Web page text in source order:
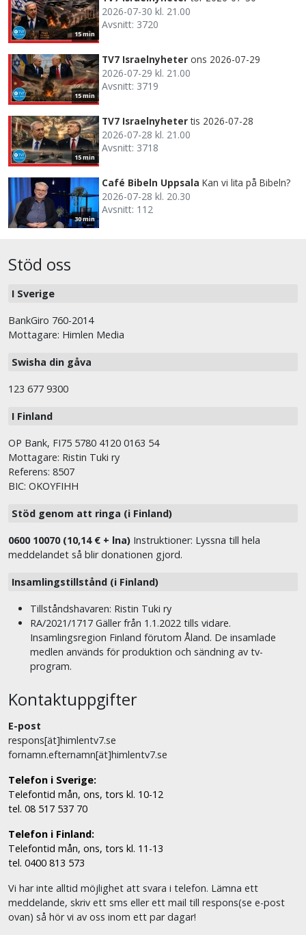
15 min
2026-07-30 kl. 21.00
Avsnitt: 3720
15 min
TV7 Israelnyheter ons 2026-07-29
2026-07-29 kl. 21.00
Avsnitt: 3719
15 min
TV7 Israelnyheter tis 2026-07-28
2026-07-28 kl. 21.00
Avsnitt: 3718
30 min
Café Bibeln Uppsala Kan vi lita på Bibeln?
2026-07-28 kl. 20.30
Avsnitt: 112
Stöd oss
I Sverige
BankGiro 760-2014
Mottagare: Himlen Media
Swisha din gåva
123 677 9300
I Finland
OP Bank, FI75 5780 4120 0163 54
Mottagare: Ristin Tuki ry
Referens: 8507
BIC: OKOYFIHH
Stöd genom att ringa (i Finland)
0600 10070 (10,14 € + lna) Instruktioner: Lyssna till hela
meddelandet så blir donationen gjord.
Insamlingstillstånd (i Finland)
Tillståndshavaren: Ristin Tuki ry
RA/2021/1717 Gäller från 1.1.2022 tills vidare.
Insamlingsregion Finland förutom Åland. De insamlade
medlen används för produktion och sändning av tv-
program.
Kontaktuppgifter
E-post
respons[ät]himlentv7.se
fornamn.efternamn[ät]himlentv7.se
Telefon i Sverige:
Telefontid mån, ons, tors kl. 10-12
tel. 08 517 537 70
Telefon i Finland:
Telefontid mån, ons, tors kl. 11-13
tel. 0400 813 573
Vi har inte alltid möjlighet att svara i telefon. Lämna ett
meddelande, skriv ett sms eller ett mail till respons(se e-post
ovan) så hör vi av oss inom ett par dagar!